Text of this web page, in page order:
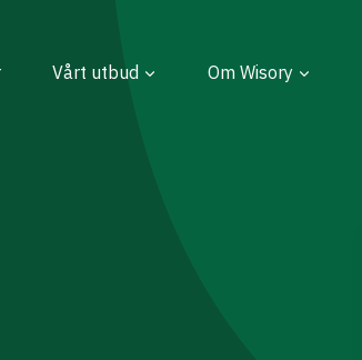
Vårt utbud Om Wisory